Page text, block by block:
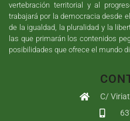
vertebración territorial y al
trabajará por la democracia desde
de la igualdad, la pluralidad y la
las que primarán los contenidos
posibilidades que ofrece el mundo
C/